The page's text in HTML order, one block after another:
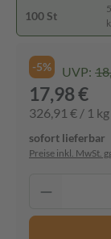
100 St
-5% UVP:
17,98 €
326,91 € / 1 kg
sofort lieferbar
Preise inkl. MwSt.